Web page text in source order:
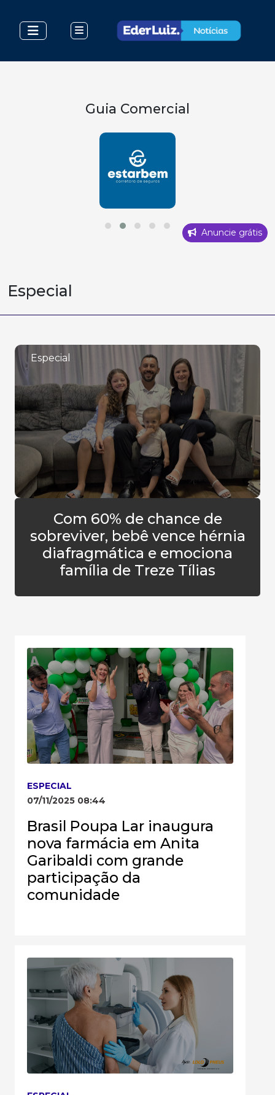
Guia Comercial
Anuncie grátis
Especial
Especial
Com 60% de chance de
sobreviver, bebê vence hérnia
diafragmática e emociona
família de Treze Tílias
ESPECIAL
07/11/2025 08:44
Brasil Poupa Lar inaugura
nova farmácia em Anita
Garibaldi com grande
participação da
comunidade